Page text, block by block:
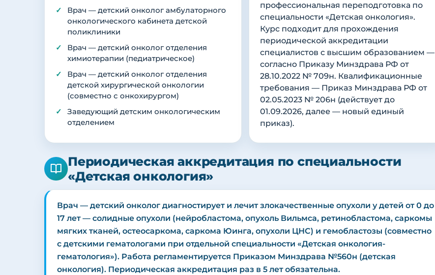
Врач — детский онколог амбулаторного
онкологического кабинета детской
поликлиники
Врач — детский онколог отделения
химиотерапии (педиатрическое)
Врач — детский онколог отделения
детской хирургической онкологии
(совместно с онкохирургом)
Заведующий детским онкологическим
отделением
профессиональная переподготовка по
специальности «Детская онкология».
Курс подходит для прохождения
периодической аккредитации
специалистов с высшим образованием —
согласно Приказу Минздрава РФ от
28.10.2022 № 709н. Квалификационные
требования — Приказ Минздрава РФ от
02.05.2023 № 206н (действует до
01.09.2026, далее — новый единый
приказ).
Периодическая аккредитация по специальности
«Детская онкология»
Врач — детский онколог диагностирует и лечит злокачественные опухоли у детей от 0 до
17 лет — солидные опухоли (нейробластома, опухоль Вильмса, ретинобластома, саркомы
мягких тканей, остеосаркома, саркома Юинга, опухоли ЦНС) и гемобластозы (совместно
с детскими гематологами при отдельной специальности «Детская онкология-
гематология»). Работа регламентируется Приказом Минздрава №560н (детская
онкология). Периодическая аккредитация раз в 5 лет обязательна.